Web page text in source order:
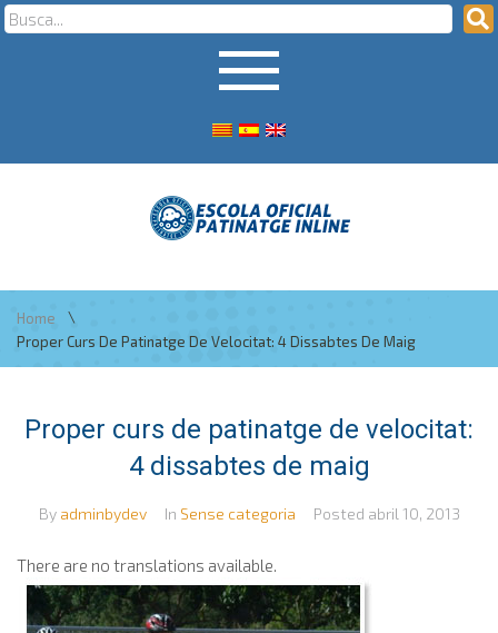
Home
\
Proper Curs De Patinatge De Velocitat: 4 Dissabtes De Maig
Proper curs de patinatge de velocitat:
4 dissabtes de maig
By adminbydev In Sense categoria Posted abril 10, 2013
There are no translations available.